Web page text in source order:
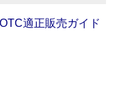
適正販売ガイド